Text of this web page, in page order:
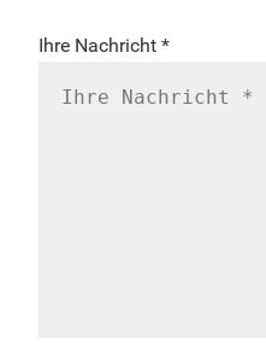
Ihre Nachricht *